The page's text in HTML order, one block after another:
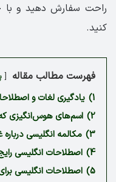
راحت سفارش دهید و با
کنید.
فهرست مطالب مقاله
1) یادگیری لغات و
2) اسم‌های هوس‌انگیزی که
3) مکالمه انگلیسی
4) اصطلاحات انگلیسی
5) اصطلاحات انگلیسی